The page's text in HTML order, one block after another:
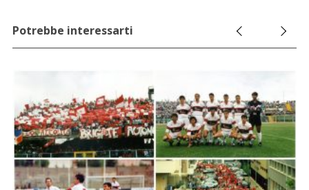
Potrebbe interessarti